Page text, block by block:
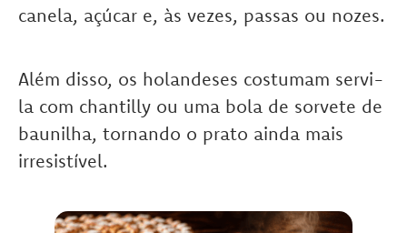
canela, açúcar e, às vezes, passas ou nozes.
Além disso, os holandeses costumam servi-
la com chantilly ou uma bola de sorvete de
baunilha, tornando o prato ainda mais
irresistível.